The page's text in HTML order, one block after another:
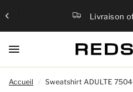
Livraison
Accueil / Sweatshirt ADULTE